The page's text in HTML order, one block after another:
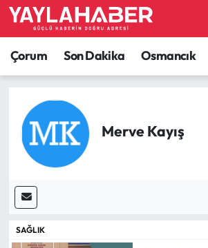
Çorum Son Dakika Osmancık
Merve Kayış
SAĞLIK
Alaca Haberleri
Bilgi - Keşfet Haberleri
Bilim ve Teknoloji
Boğazkale Haberleri
Çorum Haberleri
Çorum Nöbetçi Eczaneler
Çorum Namaz Vakitleri
Çorum Trafik Yoğunluk Haritası
TFF 1.Lig Puan Durumu ve Fikstür
Tüm Manşetler